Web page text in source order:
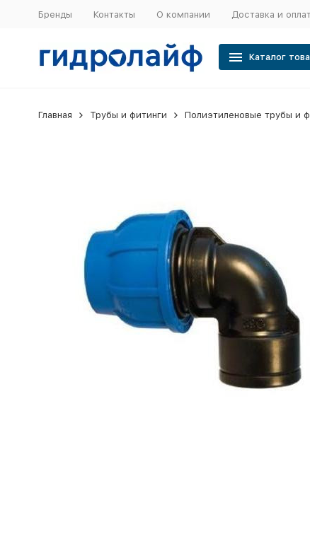
Бренды Контакты О компании Доставка и
Каталог
Главная Трубы и фитинги Полиэтиленовые трубы и